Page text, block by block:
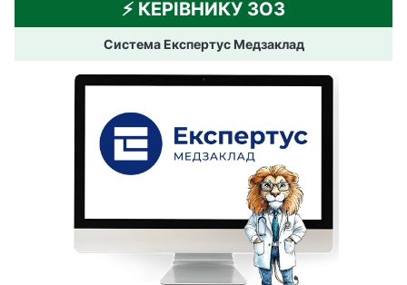
⚡️ КЕРІВНИКУ ЗОЗ
Система Експертус Медзаклад